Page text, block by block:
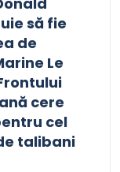
să fie
de
Le
cere
cel
talibani